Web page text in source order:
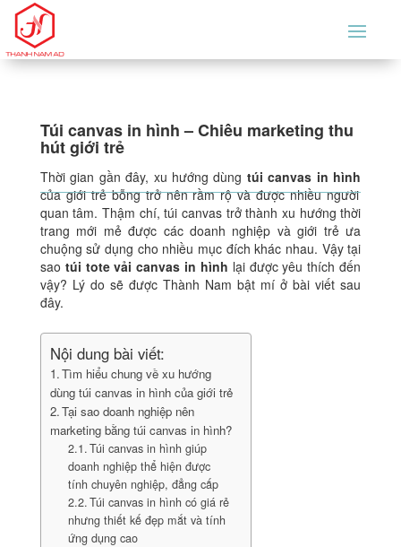
Túi canvas in hình – Chiêu marketing thu
hút giới trẻ
Thời gian gần đây, xu hướng dùng túi canvas in hình
của giới trẻ bỗng trở nên rầm rộ và được nhiều người
quan tâm. Thậm chí, túi canvas trở thành xu hướng thời
trang mới mẻ được các doanh nghiệp và giới trẻ ưa
chuộng sử dụng cho nhiều mục đích khác nhau. Vậy tại
sao túi tote vải canvas in hình lại được yêu thích đến
vậy? Lý do sẽ được Thành Nam bật mí ở bài viết sau
đây.
Nội dung bài viết:
Tìm hiểu chung về xu hướng
dùng túi canvas in hình của giới trẻ
Tại sao doanh nghiệp nên
marketing bằng túi canvas in hình?
Túi canvas in hình giúp
doanh nghiệp thể hiện được
tính chuyên nghiệp, đẳng cấp
Túi canvas in hình có giá rẻ
nhưng thiết kế đẹp mắt và tính
ứng dụng cao